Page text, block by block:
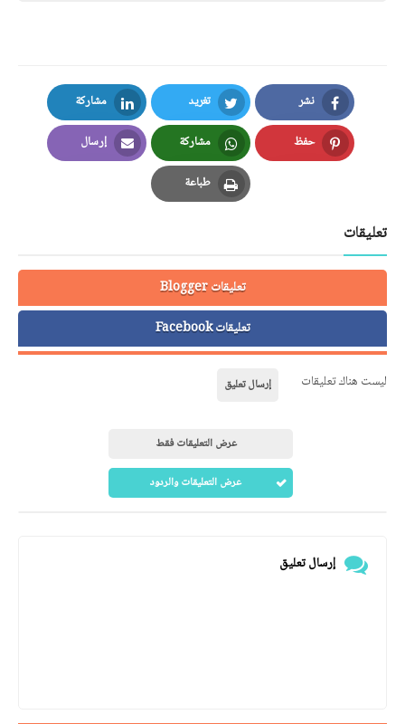
نشر
Facebook
تغريد
Twitter
مشاركة
LinkedIn
حفظ
Pinterest
مشاركة
Whatsapp
إرسال
Email
طباعة
Print
تعليقات
تعليقات Blogger
تعليقات Facebook
ليست هناك تعليقات إرسال تعليق
عرض التعليقات فقط
عرض التعليقات والردود
إرسال تعليق